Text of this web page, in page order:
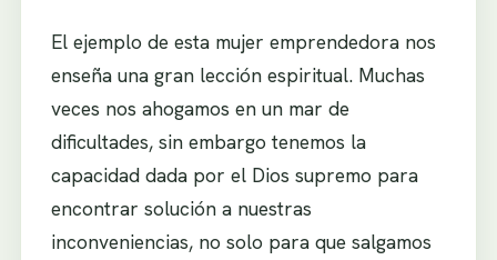
El ejemplo de esta mujer emprendedora nos
enseña una gran lección espiritual. Muchas
veces nos ahogamos en un mar de
dificultades, sin embargo tenemos la
capacidad dada por el Dios supremo para
encontrar solución a nuestras
inconveniencias, no solo para que salgamos